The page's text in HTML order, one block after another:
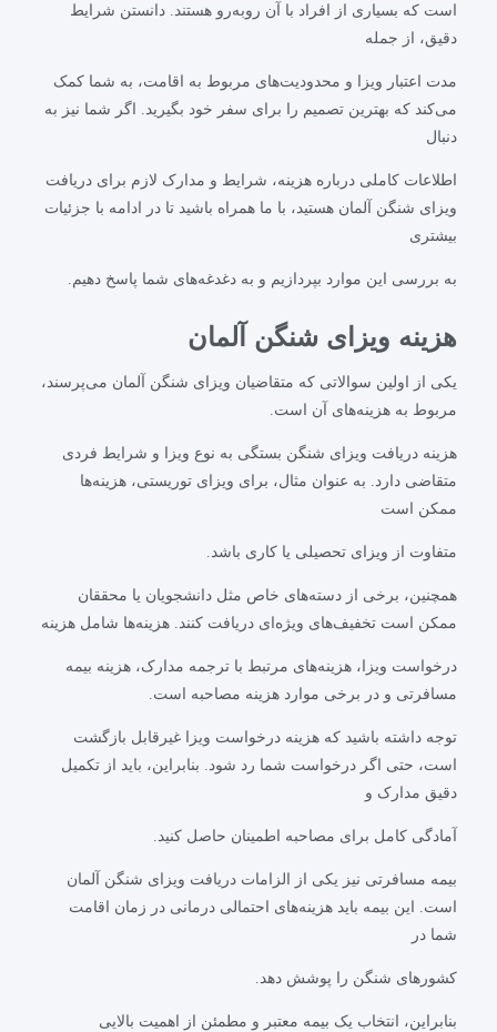
است که بسیاری از افراد با آن روبه‌رو هستند. دانستن شرایط
دقیق، از جمله
مدت اعتبار ویزا و محدودیت‌های مربوط به اقامت، به شما کمک
می‌کند که بهترین تصمیم را برای سفر خود بگیرید. اگر شما نیز به
دنبال
اطلاعات کاملی درباره هزینه، شرایط و مدارک لازم برای دریافت
ویزای شنگن آلمان هستید، با ما همراه باشید تا در ادامه با جزئیات
بیشتری
به بررسی این موارد بپردازیم و به دغدغه‌های شما پاسخ دهیم.
هزینه ویزای شنگن آلمان
یکی از اولین سوالاتی که متقاضیان ویزای شنگن آلمان می‌پرسند،
مربوط به هزینه‌های آن است.
هزینه دریافت ویزای شنگن بستگی به نوع ویزا و شرایط فردی
متقاضی دارد. به عنوان مثال، برای ویزای توریستی، هزینه‌ها
ممکن است
متفاوت از ویزای تحصیلی یا کاری باشد.
همچنین، برخی از دسته‌های خاص مثل دانشجویان یا محققان
ممکن است تخفیف‌های ویژه‌ای دریافت کنند. هزینه‌ها شامل هزینه
درخواست ویزا، هزینه‌های مرتبط با ترجمه مدارک، هزینه بیمه
مسافرتی و در برخی موارد هزینه مصاحبه است.
توجه داشته باشید که هزینه درخواست ویزا غیرقابل بازگشت
است، حتی اگر درخواست شما رد شود. بنابراین، باید از تکمیل
دقیق مدارک و
آمادگی کامل برای مصاحبه اطمینان حاصل کنید.
بیمه مسافرتی نیز یکی از الزامات دریافت ویزای شنگن آلمان
است. این بیمه باید هزینه‌های احتمالی درمانی در زمان اقامت
شما در
کشورهای شنگن را پوشش دهد.
بنابراین، انتخاب یک بیمه معتبر و مطمئن از اهمیت بالایی